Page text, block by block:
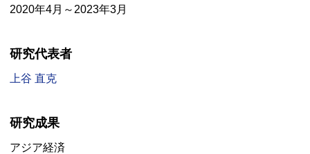
2020年4月～2023年3月
研究代表者
上谷 直克
研究成果
アジア経済